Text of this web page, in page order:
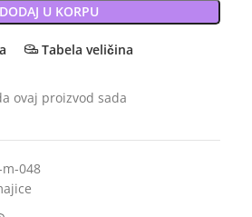
DODAJ U KORPU
Tabela veličina
ovaj proizvod sada
048